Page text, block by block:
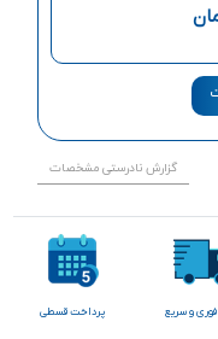
گزارش نادرستی مشخصات
فوری و سریع پرداخت قسطی